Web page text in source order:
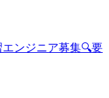
ンジニア募集🔍要